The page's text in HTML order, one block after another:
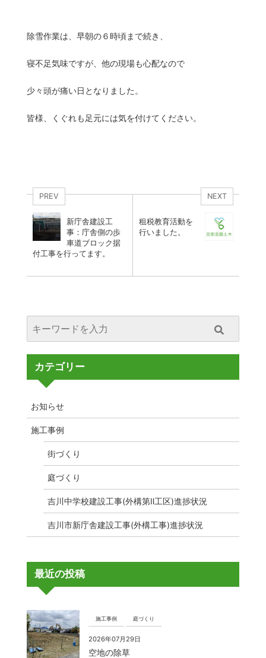
除雪作業は、早朝の６時頃まで続き、
寝不足気味ですが、他の現場も心配なので
少々頭が痛い日となりました。
皆様、くぐれも足元には気を付けてください。
PREV
新庁舎建設工
事：庁舎側の歩
車道ブロック据
付工事を行ってます。
NEXT
租税教育活動を
行いました。
カテゴリー
お知らせ
施工事例
街づくり
庭づくり
吉川中学校建設工事(外構第Ⅱ工区)進捗状況
吉川市新庁舎建設工事(外構工事)進捗状況
最近の投稿
施工事例 庭づくり
2026年07月29日
空地の除草